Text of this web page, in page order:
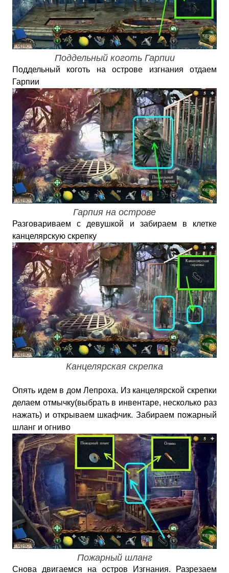
Поддельный коготь Гарпии
Поддельный коготь на острове изгнания отдаем
Гарпии
Гарпия на острове
Разговариваем с девушкой и забираем в клетке
канцелярскую скрепку
Канцелярская скрепка
Опять идем в дом Лепроха. Из канцелярской скрепки
делаем отмычку(выбрать в инвентаре, несколько раз
нажать) и открываем шкафчик. Забираем пожарный
шланг и огниво
Пожарный шланг
Снова двигаемся на остров Изгнания. Разрезаем